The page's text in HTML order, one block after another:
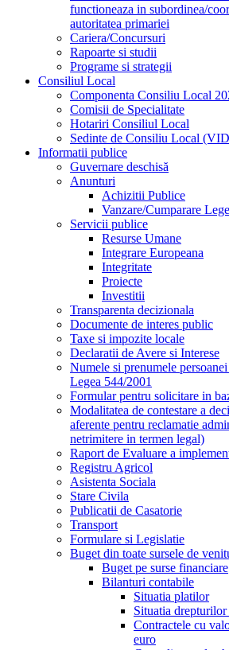
functioneaza in subordinea/
autoritatea primariei
Cariera/Concursuri
Rapoarte si studii
Programe si strategii
Consiliul Local
Componenta Consiliu Local
Comisii de Specialitate
Hotariri Consiliul Local
Sedinte de Consiliu Local
Informatii publice
Guvernare deschisă
Anunturi
Achizitii Publice
Vanzare/Cumparare
Servicii publice
Resurse Umane
Integrare Europeana
Integritate
Proiecte
Investitii
Transparenta decizionala
Documente de interes public
Taxe si impozite locale
Declaratii de Avere si Interese
Numele si prenumele
Legea 544/2001
Formular pentru solicitare in
Modalitatea de contestare a
aferente pentru reclamatie
netrimitere in termen legal)
Raport de Evaluare a
Registru Agricol
Asistenta Sociala
Stare Civila
Publicatii de Casatorie
Transport
Formulare si Legislatie
Buget din toate sursele de
Buget pe surse financiare
Bilanturi contabile
Situatia platilor
Situatia drepturilor
Contractele cu
euro